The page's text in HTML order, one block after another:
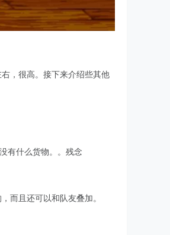
，很高。接下来介绍些其他
有什么货物。。残念
而且还可以和队友叠加。